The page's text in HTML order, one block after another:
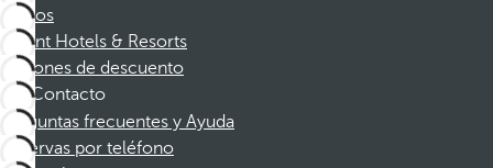
Socios
Dorint Hotels & Resorts
Cupones de descuento
Contacto
Preguntas frecuentes y Ayuda
Reservas por teléfono